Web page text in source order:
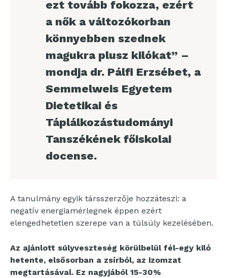
ezt tovább fokozza, ezért
a nők a változókorban
könnyebben szednek
magukra plusz kilókat” –
mondja dr. Pálfi Erzsébet, a
Semmelweis Egyetem
Dietetikai és
Táplálkozástudományi
Tanszékének főiskolai
docense.
A tanulmány egyik társszerzője hozzáteszi: a
negatív energiamérlegnek éppen ezért
elengedhetetlen szerepe van a túlsúly kezelésében.
Az ajánlott súlyveszteség körülbelül fél-egy kiló
hetente, elsősorban a zsírból, az izomzat
megtartásával. Ez nagyjából 15-30%